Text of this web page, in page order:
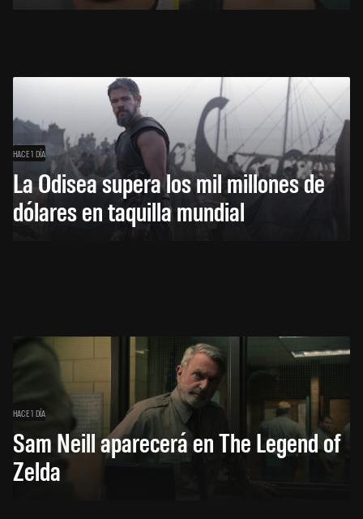
HACE 1 DÍA
La Odisea supera los mil millones de
dólares en taquilla mundial
HACE 1 DÍA
Sam Neill aparecerá en The Legend of
Zelda